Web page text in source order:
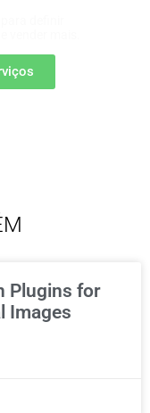
Plugins for
Images